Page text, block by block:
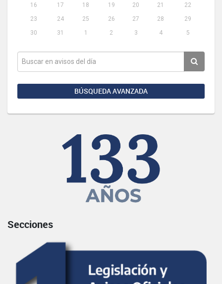
16
17 18 19 20 21
22
23
24 25 26 27 28
29
30
31 1 2 3 4 5
BÚSQUEDA AVANZADA
Secciones